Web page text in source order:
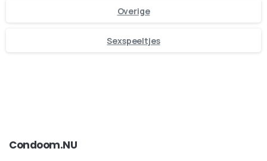
Overige
Sexspeeltjes
Condoom.NU